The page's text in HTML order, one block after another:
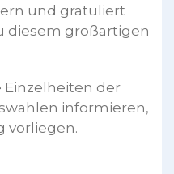
und gratuliert
diesem großartigen
Einzelheiten der
informieren,
vorliegen.